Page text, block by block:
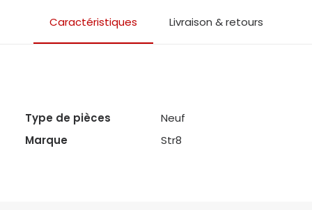
Caractéristiques Livraison & retours
Type de pièces
Neuf
Marque
Str8